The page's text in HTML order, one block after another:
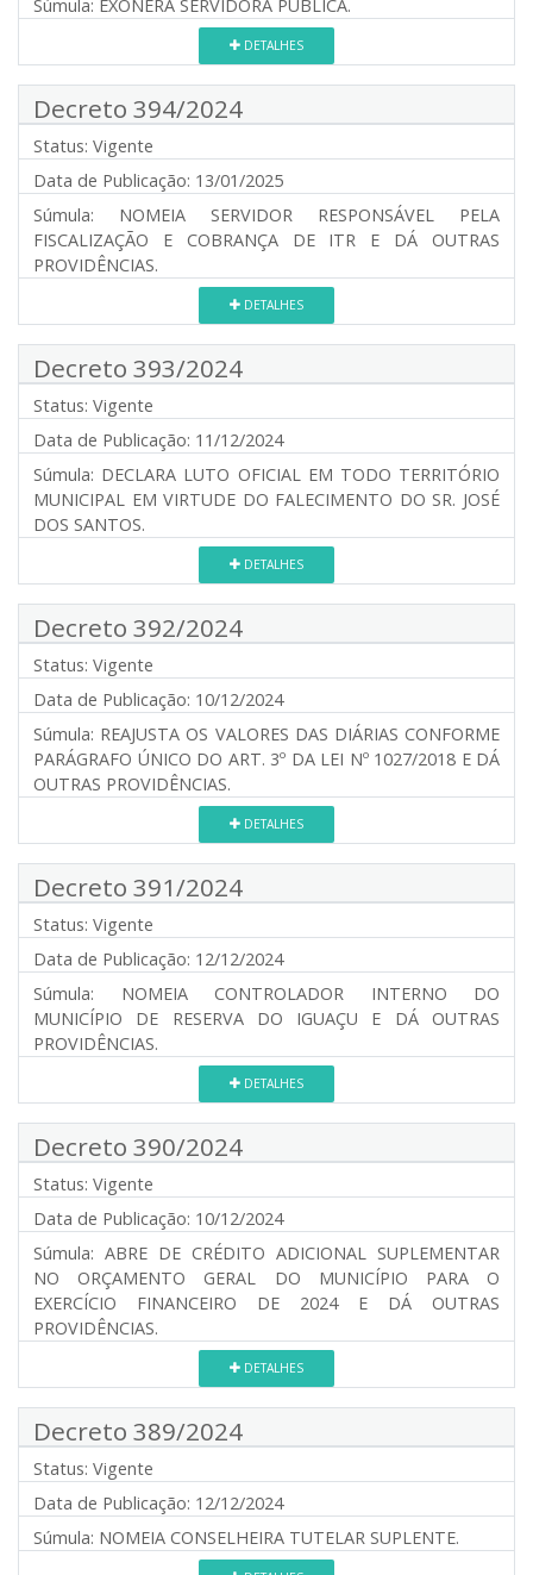
Súmula: EXONERA SERVIDORA PÚBLICA.
DETALHES
Decreto 394/2024
Status: Vigente
Data de Publicação: 13/01/2025
Súmula: NOMEIA SERVIDOR RESPONSÁVEL PELA
FISCALIZAÇÃO E COBRANÇA DE ITR E DÁ OUTRAS
PROVIDÊNCIAS.
DETALHES
Decreto 393/2024
Status: Vigente
Data de Publicação: 11/12/2024
Súmula: DECLARA LUTO OFICIAL EM TODO TERRITÓRIO
MUNICIPAL EM VIRTUDE DO FALECIMENTO DO SR. JOSÉ
DOS SANTOS.
DETALHES
Decreto 392/2024
Status: Vigente
Data de Publicação: 10/12/2024
Súmula: REAJUSTA OS VALORES DAS DIÁRIAS CONFORME
PARÁGRAFO ÚNICO DO ART. 3º DA LEI Nº 1027/2018 E DÁ
OUTRAS PROVIDÊNCIAS.
DETALHES
Decreto 391/2024
Status: Vigente
Data de Publicação: 12/12/2024
Súmula: NOMEIA CONTROLADOR INTERNO DO
MUNICÍPIO DE RESERVA DO IGUAÇU E DÁ OUTRAS
PROVIDÊNCIAS.
DETALHES
Decreto 390/2024
Status: Vigente
Data de Publicação: 10/12/2024
Súmula: ABRE DE CRÉDITO ADICIONAL SUPLEMENTAR
NO ORÇAMENTO GERAL DO MUNICÍPIO PARA O
EXERCÍCIO FINANCEIRO DE 2024 E DÁ OUTRAS
PROVIDÊNCIAS.
DETALHES
Decreto 389/2024
Status: Vigente
Data de Publicação: 12/12/2024
Súmula: NOMEIA CONSELHEIRA TUTELAR SUPLENTE.